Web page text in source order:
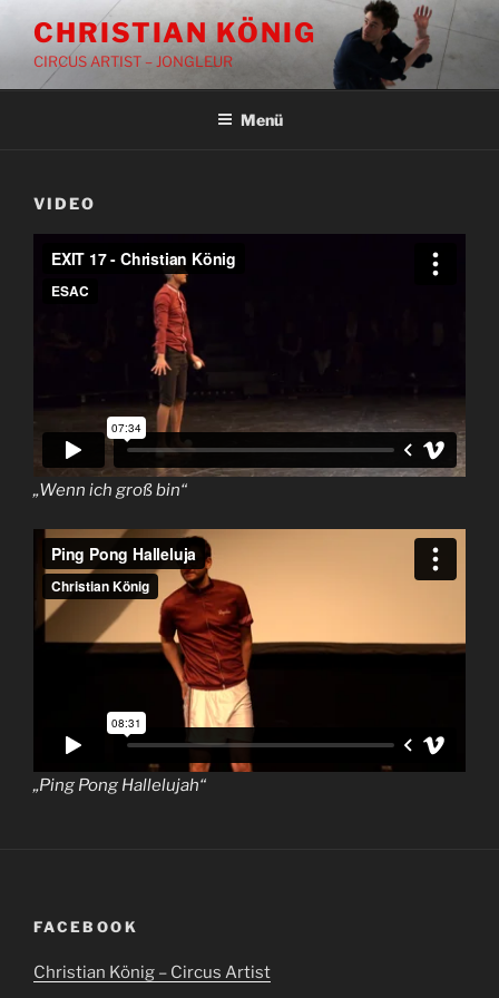
Inhalt
springen
CHRISTIAN KÖNIG
CIRCUS ARTIST – JONGLEUR
Menü
VIDEO
„Wenn ich groß bin“
„Ping Pong Hallelujah“
FACEBOOK
Christian König – Circus Artist